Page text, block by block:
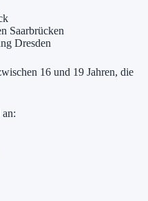
Saarbrücken
Dresden
16 und 19 Jahren, die